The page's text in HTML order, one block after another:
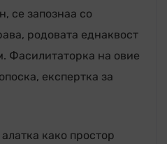
се запознаа со
родовата еднаквост
Фасилитаторка на овие
експертка за
како простор